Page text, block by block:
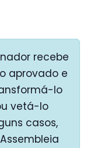
recebe
aprovado e
lo
vetá-lo
casos,